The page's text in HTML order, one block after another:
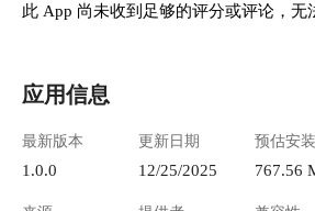
此 App 尚未收到足够的评分或评论，无
应用信息
最新版本
1.0.0
更新日期
12/25/2025
预估安
767.56